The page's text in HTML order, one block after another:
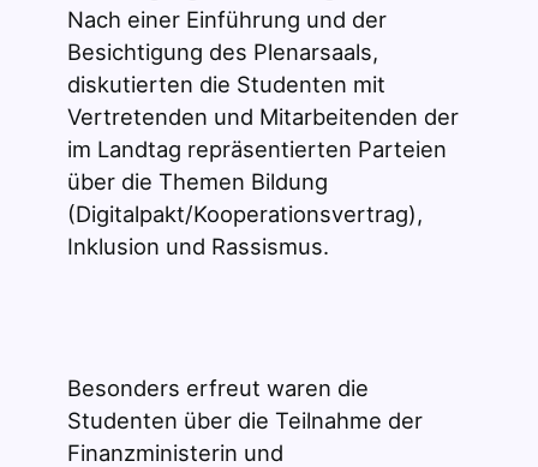
Nach einer Einführung und der
Besichtigung des Plenarsaals,
diskutierten die Studenten mit
Vertretenden und Mitarbeitenden der
im Landtag repräsentierten Parteien
über die Themen Bildung
(Digitalpakt/Kooperationsvertrag),
Inklusion und Rassismus.
Besonders erfreut waren die
Studenten über die Teilnahme der
Finanzministerin und